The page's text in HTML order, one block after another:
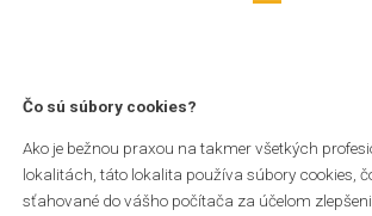
Čo sú súbory cookies?
Ako je bežnou praxou na takmer všetkých
lokalitách, táto lokalita používa súbory cookies,
sťahované do vášho počítača za účelom